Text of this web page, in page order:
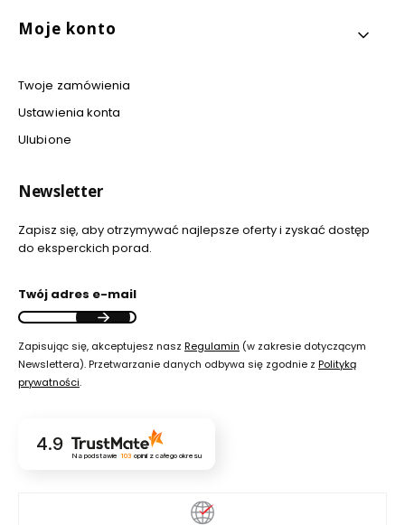
Moje konto
Twoje zamówienia
Ustawienia konta
Ulubione
Newsletter
Zapisz się, aby otrzymywać najlepsze oferty i zyskać dostęp
do eksperckich porad.
Twój adres e-mail
Zapisując się, akceptujesz nasz Regulamin (w zakresie dotyczącym
Newslettera). Przetwarzanie danych odbywa się zgodnie z Polityką
prywatności.
4.9
Na podstawie 103 opinii z całego okresu